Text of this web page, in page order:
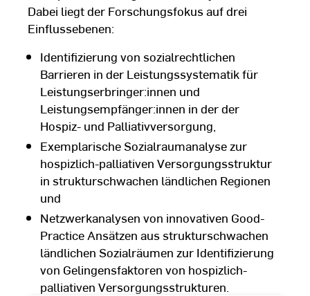
Dabei liegt der Forschungsfokus auf drei
Einflussebenen:
Identifizierung von sozialrechtlichen
Barrieren in der Leistungssystematik für
Leistungserbringer:innen und
Leistungsempfänger:innen in der der
Hospiz- und Palliativversorgung,
Exemplarische Sozialraumanalyse zur
hospizlich-palliativen Versorgungsstruktur
in strukturschwachen ländlichen Regionen
und
Netzwerkanalysen von innovativen Good-
Practice Ansätzen aus strukturschwachen
ländlichen Sozialräumen zur Identifizierung
von Gelingensfaktoren von hospizlich-
palliativen Versorgungsstrukturen.